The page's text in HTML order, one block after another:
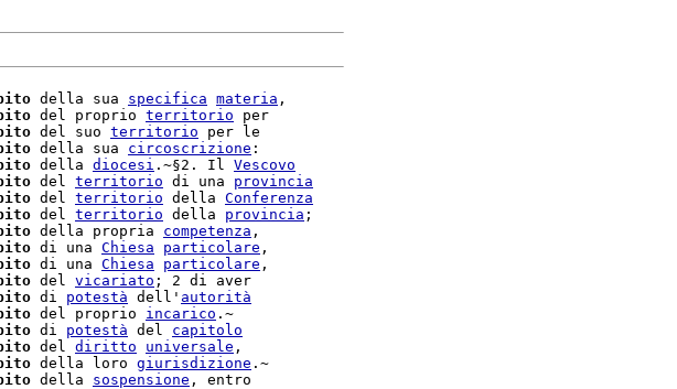
della sua specifica materia ,
del proprio territorio per
del suo territorio per le
della sua circoscrizione :
della diocesi .~§2. Il Vescovo
del territorio di una provincia
del territorio della Conferenza
del territorio della provincia ;
della propria competenza
di una Chiesa particolare ,
di una Chiesa particolare ,
del vicariato ; 2 di aver
di potestà dell' autorità
del proprio incarico .~
di potestà del capitolo
del diritto universale ,
della loro giurisdizione .~
della sospensione